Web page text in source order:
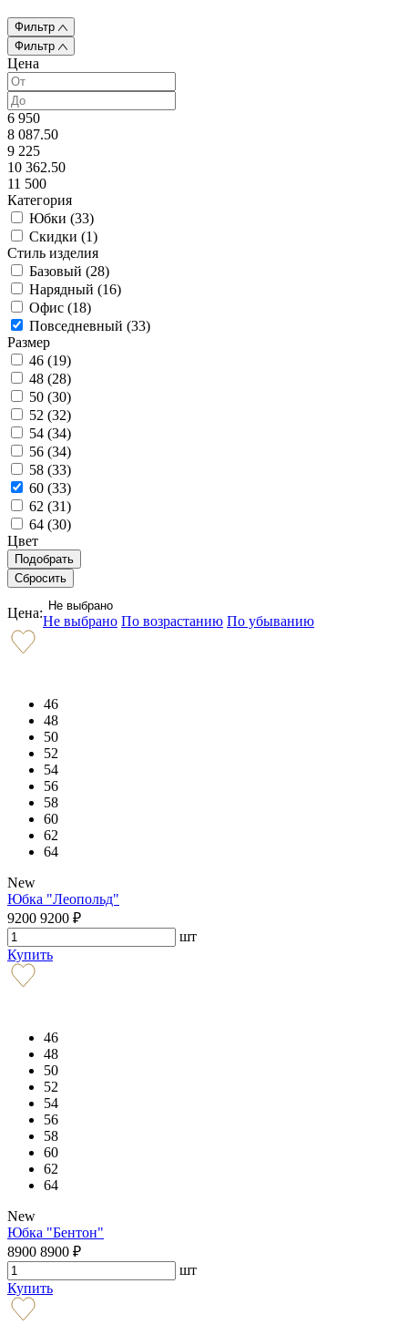
Фильтр
Фильтр
Цена
6 950
8 087.50
9 225
10 362.50
11 500
Категория
Юбки (33)
Скидки (1)
Стиль изделия
Базовый (28)
Нарядный (16)
Офис (18)
Повседневный (33)
Размер
46 (19)
48 (28)
50 (30)
52 (32)
54 (34)
56 (34)
58 (33)
60 (33)
62 (31)
64 (30)
Цвет
Цена: Не выбрано
Не выбрано По возрастанию По убыванию
46
48
50
52
54
56
58
60
62
64
New
Юбка "Леопольд"
9200 9200 ₽
шт
Купить
46
48
50
52
54
56
58
60
62
64
New
Юбка "Бентон"
8900 8900 ₽
шт
Купить